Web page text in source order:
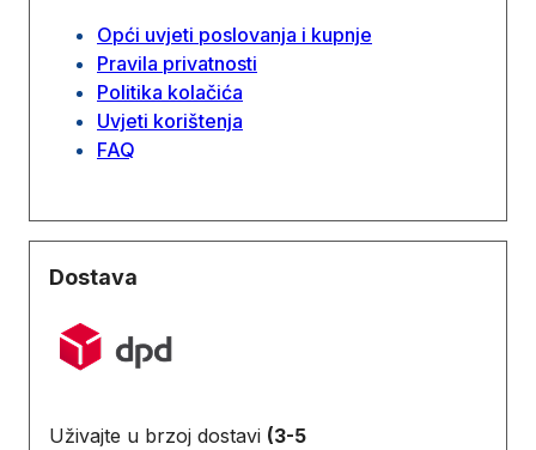
Opći uvjeti poslovanja i kupnje
Pravila privatnosti
Politika kolačića
Uvjeti korištenja
FAQ
Dostava
Uživajte u brzoj dostavi (3-5